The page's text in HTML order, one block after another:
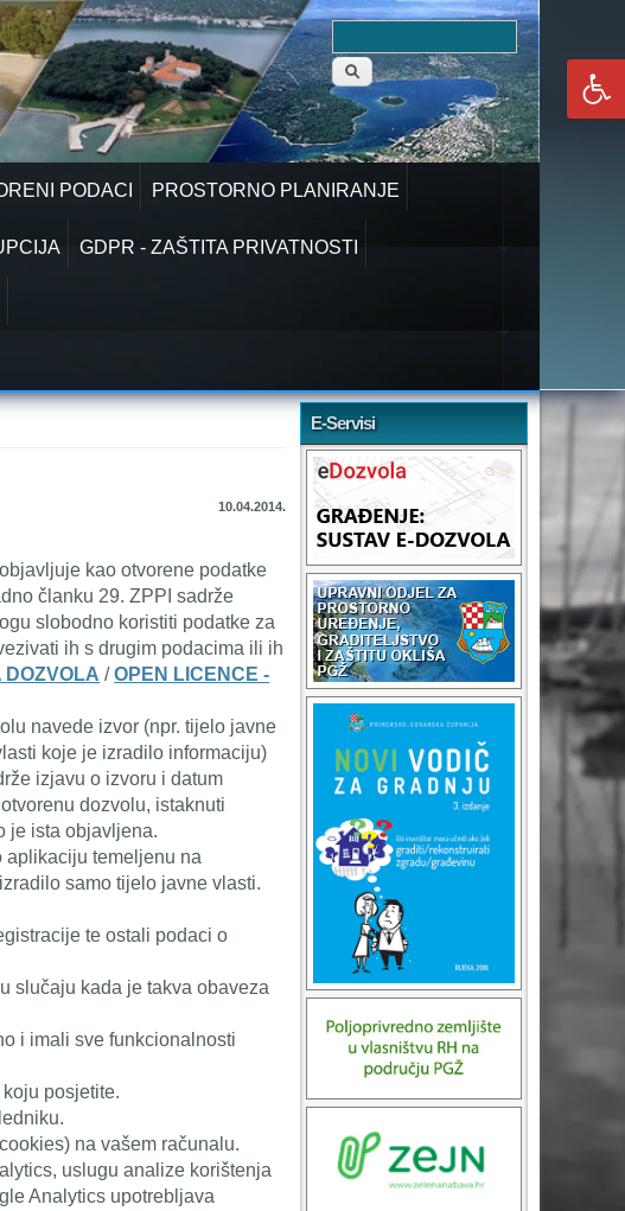
pretraživanja
Pretraga
PODACI PROSTORNO PLANIRANJE
GDPR - ZAŠTITA PRIVATNOSTI
10.04.2014.
kao otvorene podatke
članku 29. ZPPI sadrže
slobodno koristiti podatke za
ih s drugim podacima ili ih
DOZVOLA /OPEN LICENCE -
navede izvor (npr. tijelo javne
koje je izradilo informaciju)
izjavu o izvoru i datum
dozvolu, istaknuti
je ista objavljena.
aplikaciju temeljenu na
samo tijelo javne vlasti.
te ostali podaci o
slučaju kada je takva obaveza
i imali sve funkcionalnosti
posjetite.
na vašem računalu.
uslugu analize korištenja
Analytics upotrebljava
E-Servisi